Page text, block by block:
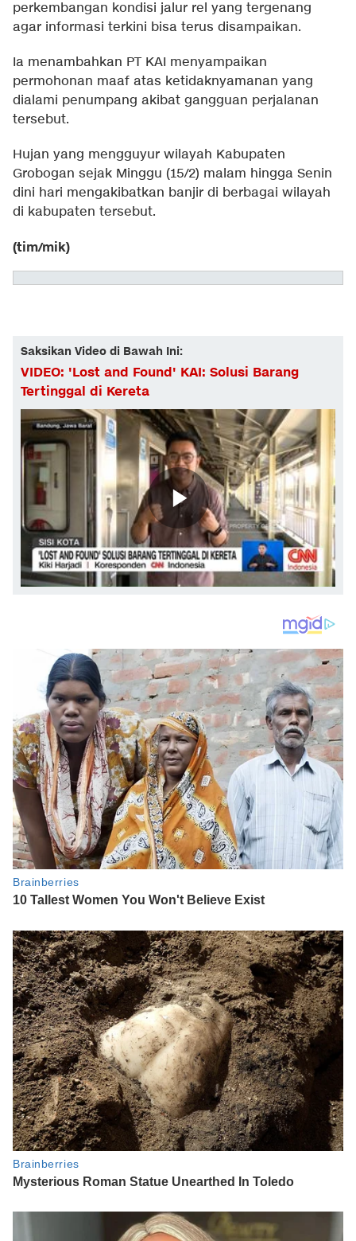
perkembangan kondisi jalur rel yang tergenang
agar informasi terkini bisa terus disampaikan.
Ia menambahkan PT KAI menyampaikan
permohonan maaf atas ketidaknyamanan yang
dialami penumpang akibat gangguan perjalanan
tersebut.
Hujan yang mengguyur wilayah Kabupaten
Grobogan sejak Minggu (15/2) malam hingga Senin
dini hari mengakibatkan banjir di berbagai wilayah
di kabupaten tersebut.
(tim/mik)
Saksikan Video di Bawah Ini:
VIDEO: 'Lost and Found' KAI: Solusi Barang
Tertinggal di Kereta